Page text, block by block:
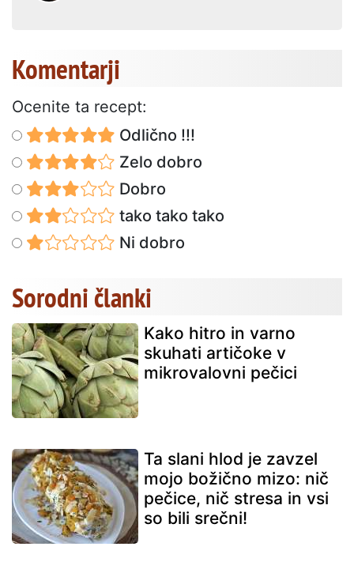
Komentarji
Ocenite ta recept:
Odlično !!!
Zelo dobro
Dobro
tako tako tako
Ni dobro
Sorodni članki
Kako hitro in varno
skuhati artičoke v
mikrovalovni pečici
Ta slani hlod je zavzel
mojo božično mizo: nič
pečice, nič stresa in vsi
so bili srečni!